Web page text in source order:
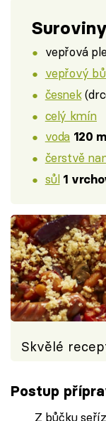
Suroviny
vepřová
vepřový
česnek
celý kmín
voda 120 ml
čerstvě
sůl 1
Skvělé
Postup
Z bůčku